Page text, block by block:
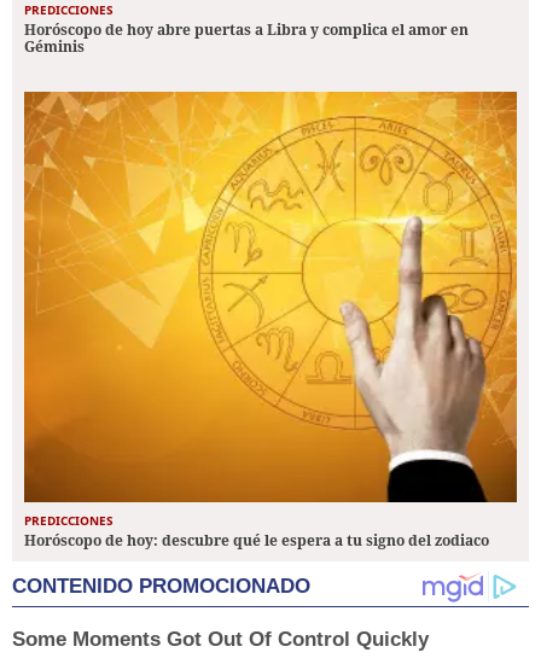
PREDICCIONES
Horóscopo de hoy abre puertas a Libra y complica el amor en
Géminis
PREDICCIONES
Horóscopo de hoy: descubre qué le espera a tu signo del zodiaco
CONTENIDO PROMOCIONADO
Some Moments Got Out Of Control Quickly